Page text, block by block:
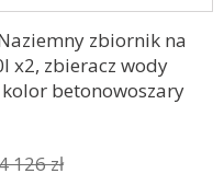
zbiornik na
x2, zbieracz wody
betonowoszary
126 zł